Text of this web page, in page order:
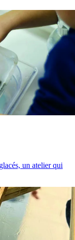
un atelier qui